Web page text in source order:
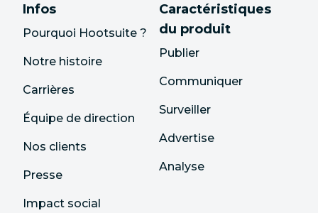
Infos
Pourquoi Hootsuite ?
Notre histoire
Carrières
Équipe de direction
Nos clients
Presse
Impact social
Caractéristiques
du produit
Publier
Communiquer
Surveiller
Advertise
Analyse